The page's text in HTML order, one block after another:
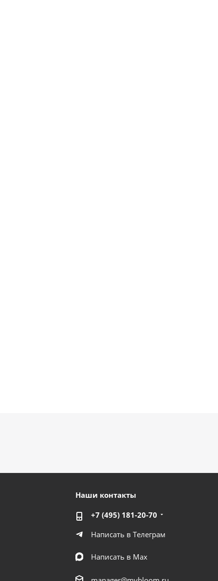
Наши контакты
+7 (495) 181-20-70
Написать в Телеграм
Написать в Мах